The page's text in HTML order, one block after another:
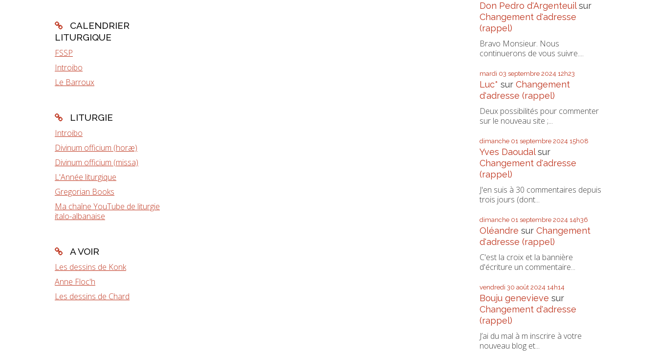
CALENDRIER
LITURGIQUE
FSSP
Introibo
Le Barroux
LITURGIE
Introibo
Divinum officium (horæ)
Divinum officium (missa)
L'Année liturgique
Gregorian Books
Ma chaîne YouTube de liturgie
italo-albanaise
A VOIR
Les dessins de Konk
Anne Floc'h
Les dessins de Chard
Don Pedro d‘Argenteuilsur
Changement d'adresse
(rappel)
Bravo Monsieur. Nous
continuerons de vous suivre....
mardi 03 septembre 2024 12h23
Luc* sur Changement
d'adresse (rappel)
Deux possibilités pour commenter
sur le nouveau site ;...
dimanche 01 septembre 2024 15h08
Yves Daoudalsur
Changement d'adresse
(rappel)
J'en suis à 30 commentaires depuis
trois jours (dont...
dimanche 01 septembre 2024 14h36
Oléandre sur Changement
d'adresse (rappel)
C'est la croix et la bannière
d'écriture un commentaire...
vendredi 30 août 2024 14h14
Bouju genevieve sur
Changement d'adresse
(rappel)
J’ai du mal à m inscrire à votre
nouveau blog et...